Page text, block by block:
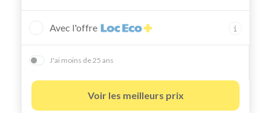
Avec l'offre
J'ai moins de 25 ans
Voir les meilleurs prix